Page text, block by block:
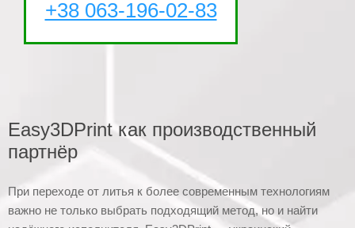
+38 063-196-02-83
Easy3DPrint как производственный
партнёр
При переходе от литья к более современным технологиям
важно не только выбрать подходящий метод, но и найти